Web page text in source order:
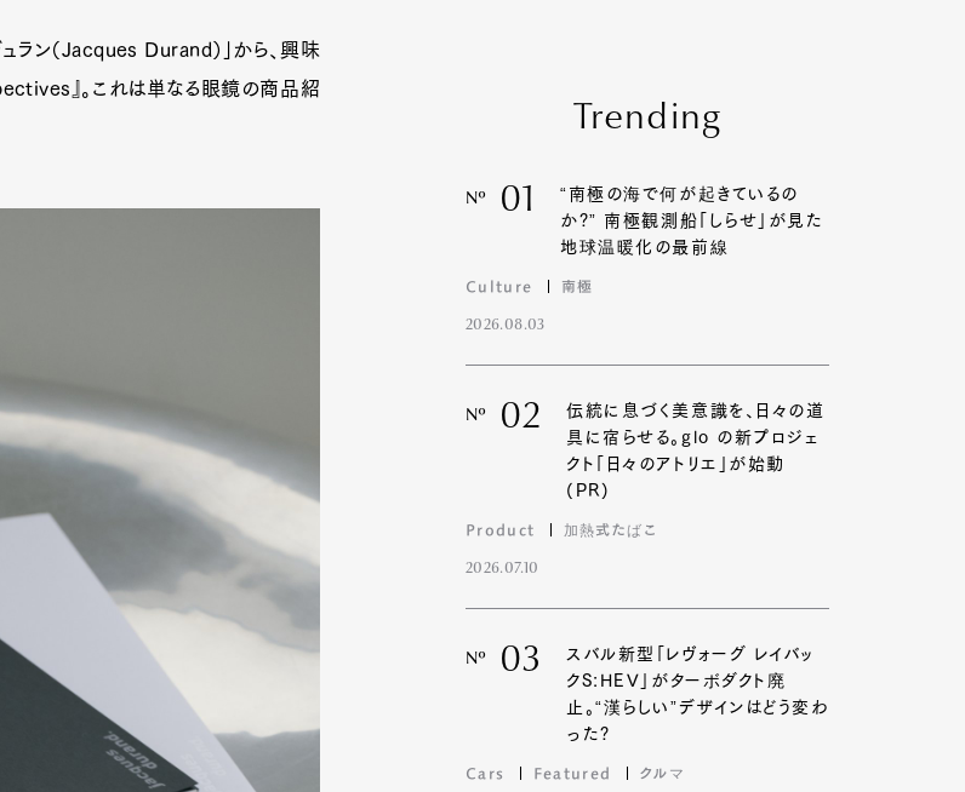
ュラン（Jacques Durand）」から、興味
』。これは単なる眼鏡の商品紹
Trending
Nº 01
“南極の海で何が起きているの
か?” 南極観測船「しらせ」が見た
地球温暖化の最前線
Culture 南極
2026.08.03
Nº 02
伝統に息づく美意識を、日々の道
具に宿らせる。glo の新プロジェ
クト「日々のアトリエ」が始動
(PR)
Product 加熱式たばこ
2026.07.10
Nº 03
スバル新型「レヴォーグ レイバッ
クS:HEV」がターボダクト廃
止。“漢らしい”デザインはどう変わ
った?
Cars Featured クルマ